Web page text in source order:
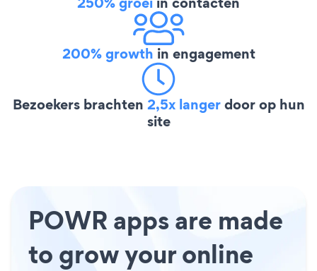
200% growth in engagement
Bezoekers brachten 2,5x langerdoor op hun
site
POWR apps are made
to grow your online